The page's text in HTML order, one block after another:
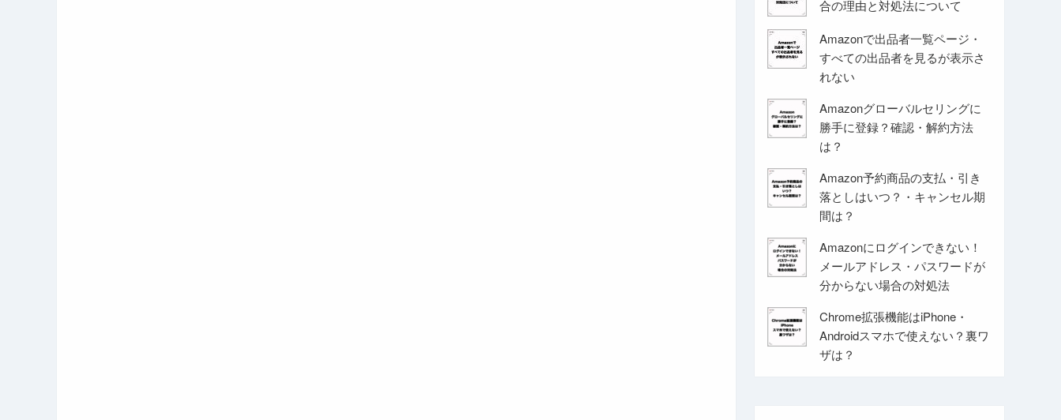
合の理由と対処法について
Amazonで出品者一覧ページ・
すべての出品者を見るが表示さ
れない
Amazonグローバルセリングに
勝手に登録？確認・解約方法
は？
Amazon予約商品の支払・引き
落としはいつ？・キャンセル期
間は？
Amazonにログインできない！
メールアドレス・パスワードが
分からない場合の対処法
Chrome拡張機能はiPhone・
Androidスマホで使えない？裏ワ
ザは？